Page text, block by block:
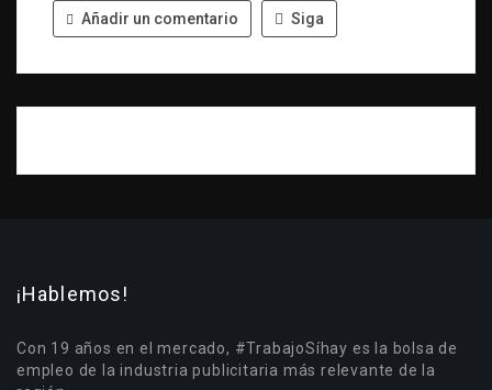
Añadir un comentario Siga
¡Hablemos!
Con 19 años en el mercado, #TrabajoSíhay es la bolsa de
empleo de la industria publicitaria más relevante de la